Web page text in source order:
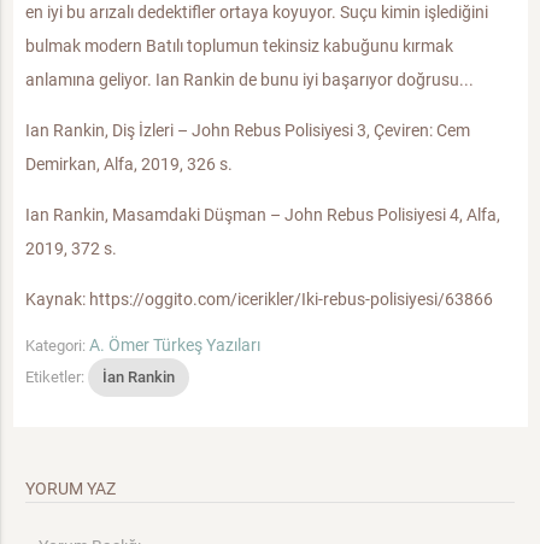
en iyi bu arızalı dedektifler ortaya koyuyor. Suçu kimin işlediğini
bulmak modern Batılı toplumun tekinsiz kabuğunu kırmak
anlamına geliyor. Ian Rankin de bunu iyi başarıyor doğrusu...
Ian Rankin, Diş İzleri – John Rebus Polisiyesi 3, Çeviren: Cem
Demirkan, Alfa, 2019, 326 s.
Ian Rankin, Masamdaki Düşman – John Rebus Polisiyesi 4, Alfa,
2019, 372 s.
Kaynak: https://oggito.com/icerikler/Iki-rebus-polisiyesi/63866
Kategori: A. Ömer Türkeş Yazıları
Etiketler: İan Rankin
YORUM YAZ